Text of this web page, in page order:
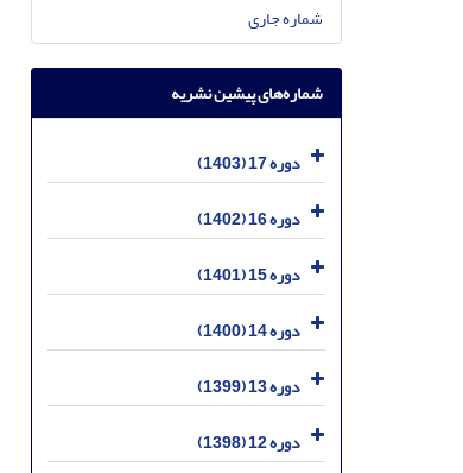
شماره جاری
شماره‌های پیشین نشریه
دوره 17 (1403)
دوره 16 (1402)
دوره 15 (1401)
دوره 14 (1400)
دوره 13 (1399)
دوره 12 (1398)